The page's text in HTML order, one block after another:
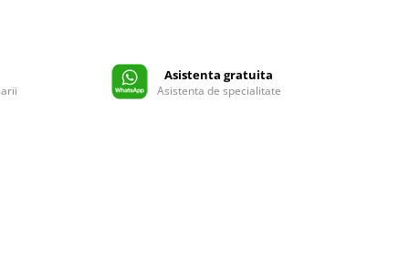
Asistenta gratuita
Asistenta de specialitate